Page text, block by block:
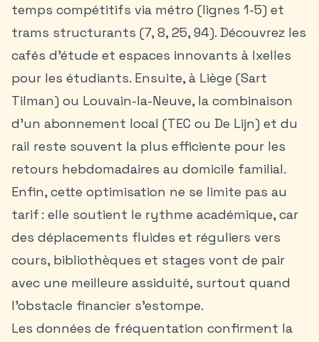
temps compétitifs via métro (lignes 1-5) et
trams structurants (7, 8, 25, 94). Découvrez les
cafés d’étude et espaces innovants à Ixelles
pour les étudiants. Ensuite, à Liège (Sart
Tilman) ou Louvain-la-Neuve, la combinaison
d’un abonnement local (TEC ou De Lijn) et du
rail reste souvent la plus efficiente pour les
retours hebdomadaires au domicile familial.
Enfin, cette optimisation ne se limite pas au
tarif : elle soutient le rythme académique, car
des déplacements fluides et réguliers vers
cours, bibliothèques et stages vont de pair
avec une meilleure assiduité, surtout quand
l’obstacle financier s’estompe.
Les données de fréquentation confirment la